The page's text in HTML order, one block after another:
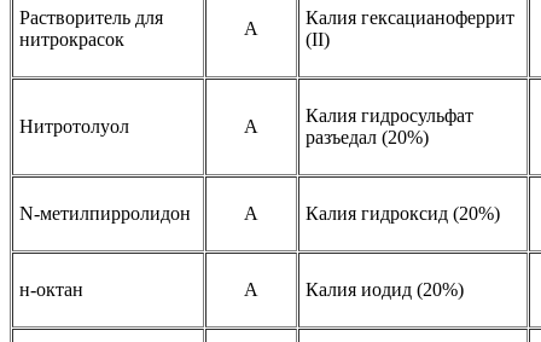
Растворитель для
нитрокрасок
A
Калия гексацианоферрит
(II)
Нитротолуол A
Калия гидросульфат
разъедал (20%)
N-метилпирролидон A Калия гидроксид (20%)
н-октан A Калия иодид (20%)